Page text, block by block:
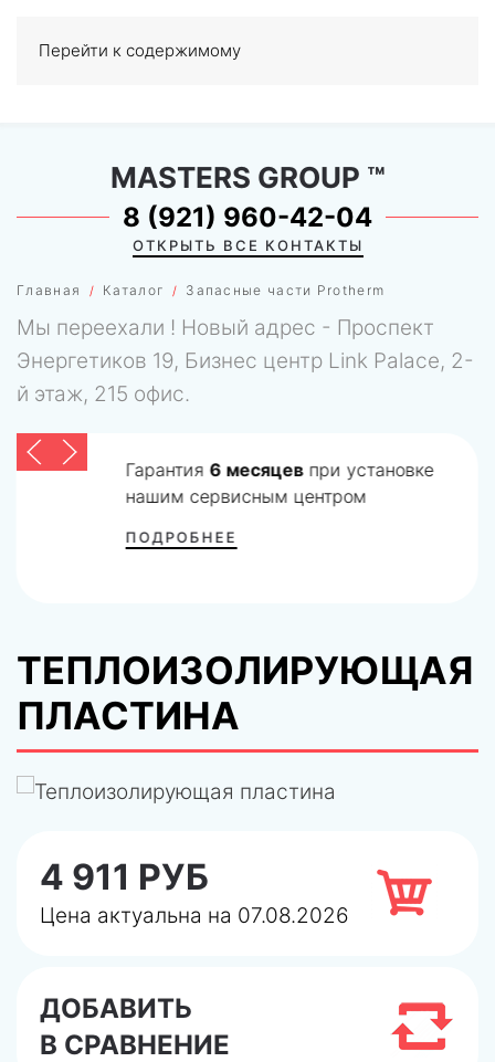
Перейти к содержимому
0
Главная Каталог Запасные части Protherm
MASTERS GROUP ™
8 (921) 960-42-04
ОТКРЫТЬ ВСЕ КОНТАКТЫ
Мы переехали ! Новый адрес - Проспект
Энергетиков 19, Бизнес центр Link Palace, 2-
й этаж, 215 офис.
Гарантия 6 месяцевпри установке
нашим сервисным центром
ПОДРОБНЕЕ
ТЕПЛОИЗОЛИРУЮЩАЯ
ПЛАСТИНА
4 911 РУБ
Цена актуальна на 07.08.2026
ДОБАВИТЬ
В СРАВНЕНИЕ